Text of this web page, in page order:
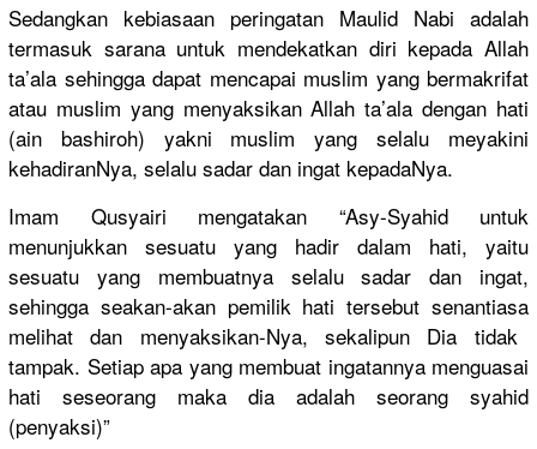
Sedangkan kebiasaan peringatan Maulid Nabi adalah
termasuk sarana untuk mendekatkan diri kepada Allah
ta’ala sehingga dapat mencapai muslim yang bermakrifat
atau muslim yang menyaksikan Allah ta’ala dengan hati
(ain bashiroh) yakni muslim yang selalu meyakini
kehadiranNya, selalu sadar dan ingat kepadaNya.
Imam Qusyairi mengatakan “Asy-Syahid untuk
menunjukkan sesuatu yang hadir dalam hati, yaitu
sesuatu yang membuatnyaselalu sadar dan ingat,
sehingga seakan-akan pemilik hati tersebut senantiasa
melihat dan menyaksikan-Nya, sekalipun Dia tidak
tampak. Setiap apa yang membuat ingatannyamenguasai
hati seseorang maka dia adalah seorang syahid
(penyaksi)”